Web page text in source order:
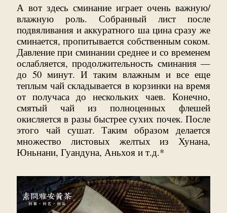
А вот здесь сминание играет очень важную/
влажную роль. Собранный лист после
подвяливания и аккуратного ша цина сразу же
сминается, пропитывается собственным соком.
Давление при сминании среднее и со временем
ослабляется, продолжительность сминания —
до 50 минут. И таким влажным и все еще
теплым чай складывается в корзинки на время
от получаса до нескольких чаев. Конечно,
смятый чай из полноценных флешей
окисляется в разы быстрее сухих почек. После
этого чай сушат. Таким образом делается
множество листовых желтых из Хунана,
Юньнани, Гуандуна, Аньхоя и т.д.*